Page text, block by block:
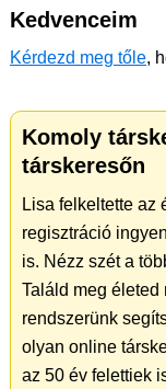
Kedvenceim
Kérdezd meg tőle,
Komoly
társkeresőn
Lisa felkeltette az
regisztráció
is. Nézz szét a
Találd meg életed
rendszerünk
olyan online
az 50 év felettiek